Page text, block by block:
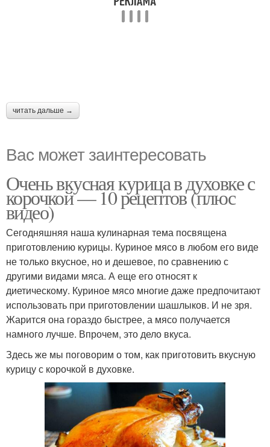
читать дальше →
Вас может заинтересовать
Очень вкусная курица в духовке с
корочкой — 10 рецептов (плюс
видео)
Сегодняшняя наша кулинарная тема посвящена
приготовлению курицы. Куриное мясо в любом его виде
не только вкусное, но и дешевое, по сравнению с
другими видами мяса. А еще его относят к
диетическому. Куриное мясо многие даже предпочитают
использовать при приготовлении шашлыков. И не зря.
Жарится она гораздо быстрее, а мясо получается
намного лучше. Впрочем, это дело вкуса.
Здесь же мы поговорим о том, как приготовить вкусную
курицу с корочкой в духовке.